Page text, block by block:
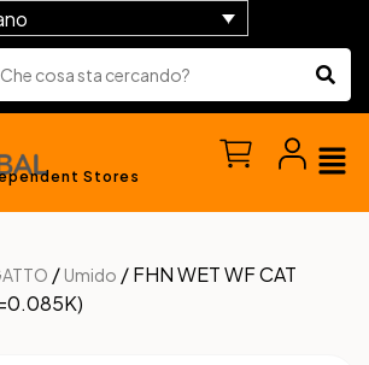
Stores
/ Umido / FHN WET WF CAT